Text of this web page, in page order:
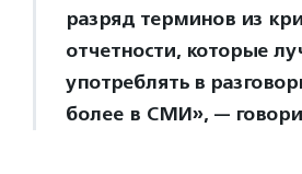
разряд терминов из
отчетности, которые
употреблять в
более в СМИ», —